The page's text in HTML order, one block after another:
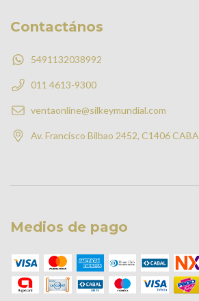
Contactános
5491132038992
011 4613-9300
ventaonline@silkeymundial.com
Av. Francisco Bilbao 2452, C1406 CABA
Medios de pago